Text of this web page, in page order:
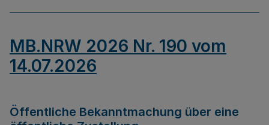
MB.NRW 2026 Nr. 190 vom
14.07.2026
Öffentliche Bekanntmachung über eine